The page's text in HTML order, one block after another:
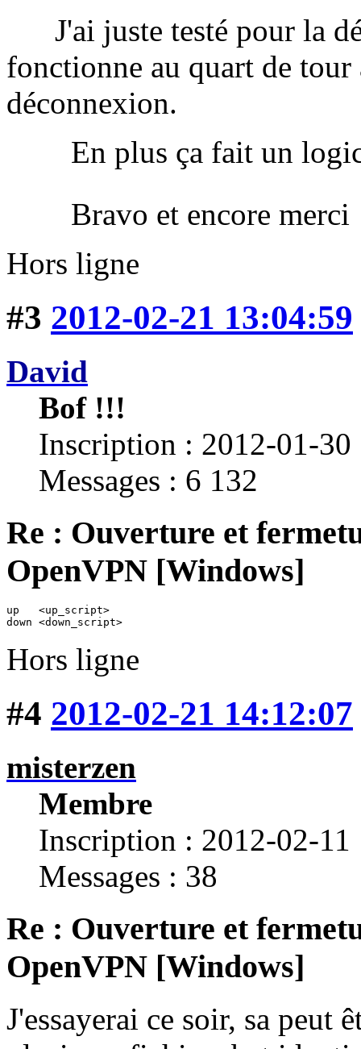
J'ai juste testé pour la
fonctionne au quart de
déconnexion.
En plus ça fait un
Bravo et encore
Hors ligne
#3 2012-02-21 13:04:59
David
Bof !!!
Inscription : 2012-01-30
Messages : 6 132
Re : Ouverture et
OpenVPN [Windows]
up   <up_script>
down <down_script>
Hors ligne
#4 2012-02-21 14:12:07
misterzen
Membre
Inscription : 2012-02-11
Messages : 38
Re : Ouverture et
OpenVPN [Windows]
J'essayerai ce soir, sa peut